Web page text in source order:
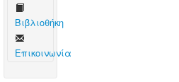
Βιβλιοθήκη
Επικοινωνία